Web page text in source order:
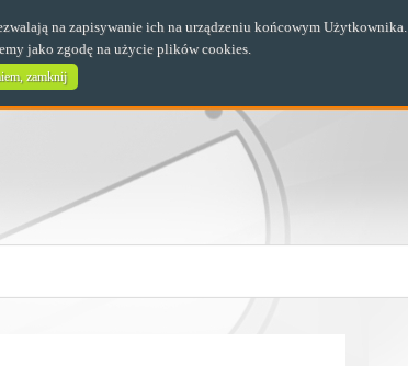
na zapisywanie ich na urządzeniu końcowym Użytkownika.
jako zgodę na użycie plików cookies.
zamknij